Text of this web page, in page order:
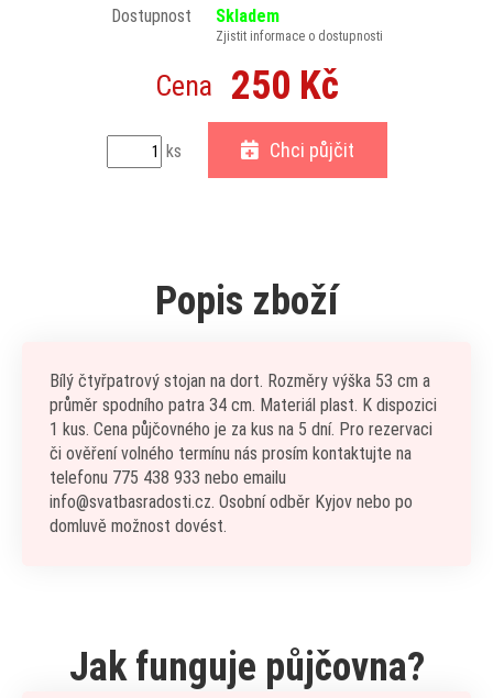
Dostupnost
Skladem
Zjistit informace o dostupnosti
Cena 250 Kč
ks Chci půjčit
Popis zboží
Bílý čtyřpatrový stojan na dort. Rozměry výška 53 cm a
průměr spodního patra 34 cm. Materiál plast. K dispozici
1 kus. Cena půjčovného je za kus na 5 dní. Pro rezervaci
či ověření volného termínu nás prosím kontaktujte na
telefonu 775 438 933 nebo emailu
info@svatbasradosti.cz. Osobní odběr Kyjov nebo po
domluvě možnost dovést.
Jak funguje půjčovna?